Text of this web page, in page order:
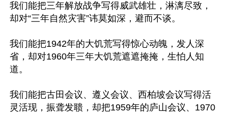
我们能把三年解放战争写得威武雄壮，淋漓尽致，
却对“三年自然灾害”讳莫如深，避而不谈。
我们能把1942年的大饥荒写得惊心动魄，发人深
省，却对1960年三年大饥荒遮遮掩掩，生怕人知
道。
我们能把古田会议、遵义会议、西柏坡会议写得活
灵活现，振聋发聩，却把1959年的庐山会议、1970